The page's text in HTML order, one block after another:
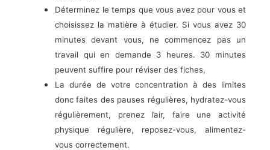
Déterminez le temps que vous avez pour vous et
choisissez la matière à étudier. Si vous avez 30
minutes devant vous, ne commencez pas un
travail qui en demande 3 heures. 30 minutes
peuvent suffire pour réviser des fiches,
La durée de votre concentration à des limites
donc faites des pauses régulières, hydratez-vous
régulièrement, prenez l’air, faire une activité
physique régulière, reposez-vous, alimentez-
vous correctement.